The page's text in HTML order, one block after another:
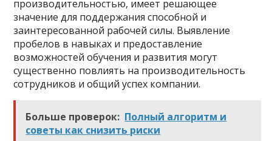
производительностью, имеет решающее
значение для поддержания способной и
заинтересованной рабочей силы. Выявление
пробелов в навыках и предоставление
возможностей обучения и развития могут
существенно повлиять на производительность
сотрудников и общий успех компании.
Больше проверок: Полный алгоритм и
советы как снизить риски